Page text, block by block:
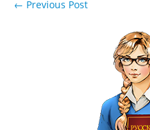
← Previous Post